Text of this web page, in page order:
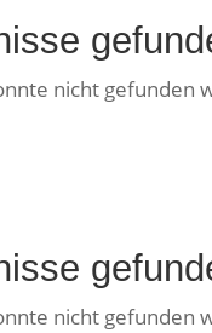
nicht gefunden
nicht gefunden